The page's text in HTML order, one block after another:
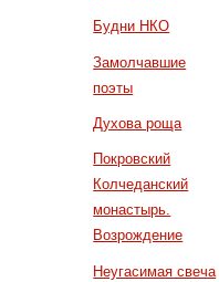
Будни НКО
Замолчавшие
поэты
Духова роща
Покровский
Колчеданский
монастырь.
Возрождение
Неугасимая свеча